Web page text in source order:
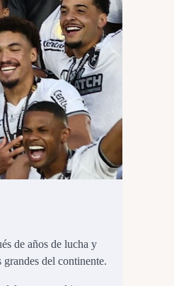
de años de lucha y
del continente.